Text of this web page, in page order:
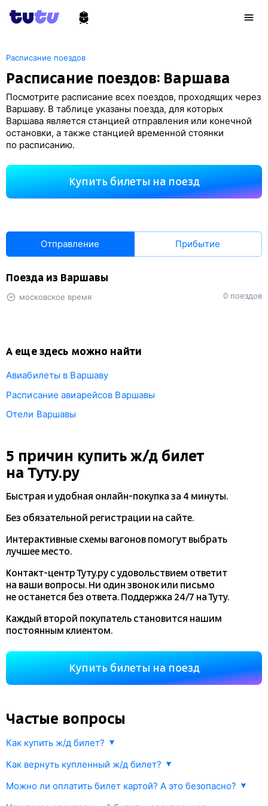
Расписание поездов
Расписание поездов: Варшава
Посмотрите расписание всех поездов, проходящих через
Варшаву. В таблице указаны поезда, для которых
Варшава является станцией отправления или конечной
остановки, а также станцией временной стоянки
по расписанию.
Купить билеты на поезд
Отправление Прибытие
Поезда из Варшавы
московское время 0 поездов
А еще здесь можно найти
Авиабилеты в Варшаву
Расписание авиарейсов Варшавы
Отели Варшавы
5 причин купить ж/д билет
на Туту.ру
Быстрая и удобная онлайн-покупказа 4 минуты.
Без обязательной регистрации на сайте.
Интерактивные схемы вагонов помогут выбрать
лучшее место.
Контакт-центр Туту.ру с удовольствием ответит
на ваши вопросы. Ни один звонок или письмо
не останется без ответа. Поддержка 24/7 на Туту.
Каждый второй покупатель становится нашим
постоянным клиентом.
Купить билеты на поезд
Частые вопросы
Как купить ж/д билет?
о наличии билетов и их стоимости. Выберите подходящий поезд
и места. Оплатите билет одним из предложенных способов.
Информация об оплате будет моментально передана в РЖД
Как вернуть купленный ж/д билет?
в соответствии с правилами РЖД.
Можно ли оплатить билет картой? А это безопасно?